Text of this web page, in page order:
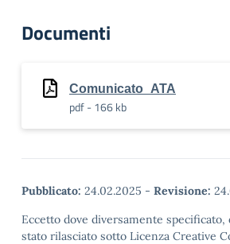
Documenti
Comunicato_ATA
pdf - 166 kb
Pubblicato: 24.02.2025 - Revisione:
Eccetto dove diversamente specificato,
stato rilasciato sotto Licenza Creative